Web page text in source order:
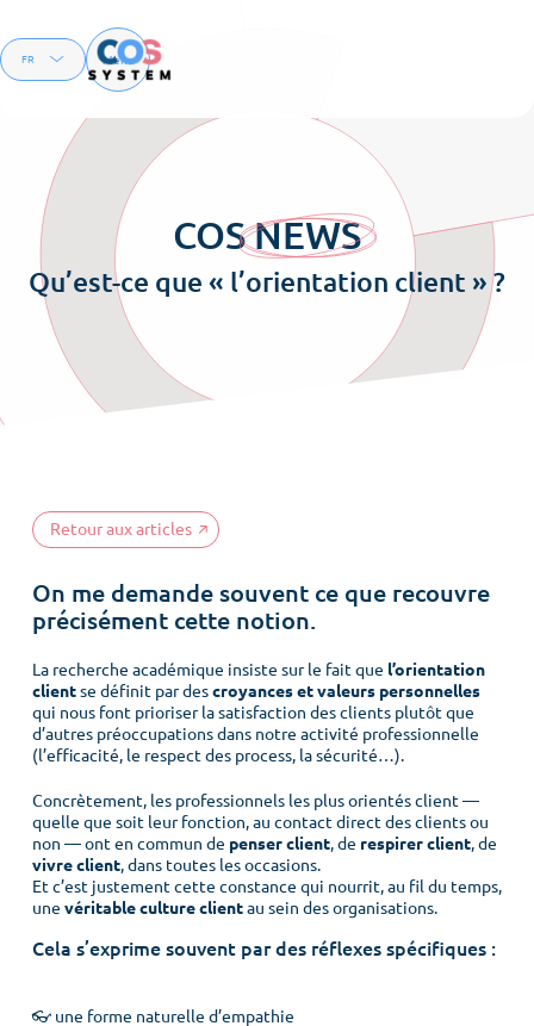
FR Menu
COSNEWS
Qu’est-ce que « l’orientation client » ?
Retour aux articles
On me demande souvent ce que recouvre
précisément cette notion.
La recherche académique insiste sur le fait que l’orientation
clientse définit par descroyances et valeurs personnelles
qui nous font prioriser la satisfaction des clients plutôt que
d’autres préoccupations dans notre activité professionnelle
(l’efficacité, le respect des process, la sécurité…).
Concrètement, les professionnels les plus orientés client —
quelle que soit leur fonction, au contact direct des clients ou
non — ont en commun de penser client, de respirer client, de
vivre client, dans toutes les occasions.
Et c’est justement cette constance qui nourrit, au fil du temps,
une véritable culture clientau sein des organisations.
Cela s’exprime souvent par des réflexes spécifiques :
👓 une forme naturelle d’empathie